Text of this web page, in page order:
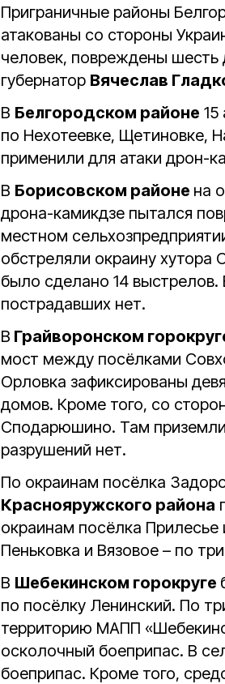
Приграничные районы
атакованы со стороны
человек, повреждены шесть
губернатор Вячеслав
В Белгородском районе
по Нехотеевке, Щетиновке,
применили для атаки дрон-
В Борисовском районе на
дрона-камикдзе пытался
местном
обстреляли окраину
было сделано 14 выстрелов.
пострадавших нет.
В Грайворонском
мост между посёлками
Орловка зафиксированы
домов. Кроме того, со
Сподарюшино. Там
разрушений нет.
По окраинам посёлка
Краснояружского района
окраинам посёлка
Пеньковка и Вязовое – по
В Шебекинском горокруге
по посёлку Ленинский. По
территорию МАПП
осколочный боеприпас. В
боеприпас. Кроме того,